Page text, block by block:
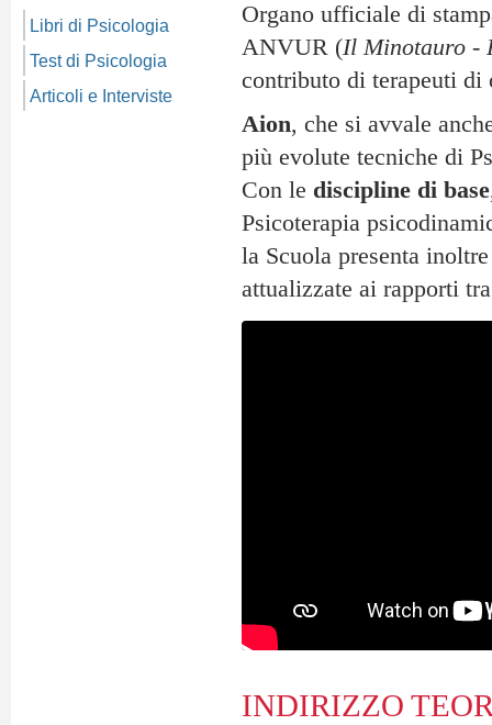
Libri di Psicologia
Test di Psicologia
Articoli e Interviste
Organo ufficiale di
ANVUR (Il Minotauro -
contributo di terapeuti di
Aion, che si avvale
più evolute tecniche di
Con le discipline di base
Psicoterapia
la Scuola presenta
attualizzate ai rapporti
INDIRIZZO